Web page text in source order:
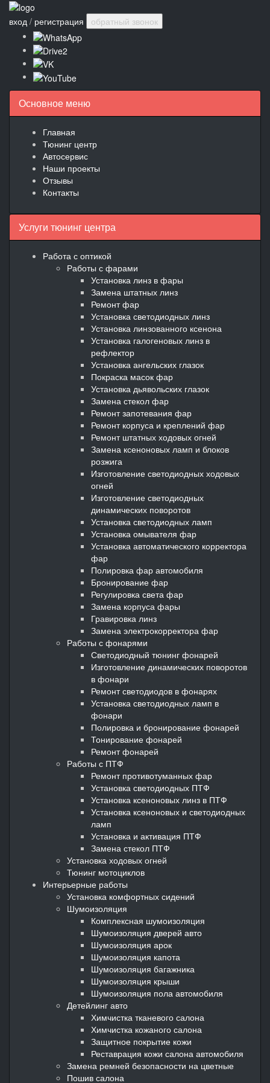
вход / регистрация обратный звонок
Основное меню
Главная
Тюнинг центр
Автосервис
Наши проекты
Отзывы
Контакты
Услуги тюнинг центра
Работа с оптикой
Работы с фарами
Установка линз в фары
Замена штатных линз
Ремонт фар
Установка светодиодных линз
Установка линзованного ксенона
Установка галогеновых линз в
рефлектор
Установка ангельских глазок
Покраска масок фар
Установка дьявольских глазок
Замена стекол фар
Ремонт запотевания фар
Ремонт корпуса и креплений фар
Ремонт штатных ходовых огней
Замена ксеноновых ламп и блоков
розжига
Изготовление светодиодных ходовых
огней
Изготовление светодиодных
динамических поворотов
Установка светодиодных ламп
Установка омывателя фар
Установка автоматического корректора
фар
Полировка фар автомобиля
Бронирование фар
Регулировка света фар
Замена корпуса фары
Гравировка линз
Замена электрокорректора фар
Работы с фонарями
Светодиодный тюнинг фонарей
Изготовление динамических поворотов
в фонари
Ремонт светодиодов в фонарях
Установка светодиодных ламп в
фонари
Полировка и бронирование фонарей
Тонирование фонарей
Ремонт фонарей
Работы с ПТФ
Ремонт противотуманных фар
Установка светодиодных ПТФ
Установка ксеноновых линз в ПТФ
Установка ксеноновых и светодиодных
ламп
Установка и активация ПТФ
Замена стекол ПТФ
Установка ходовых огней
Тюнинг мотоциклов
Интерьерные работы
Установка комфортных сидений
Шумоизоляция
Комплексная шумоизоляция
Шумоизоляция дверей авто
Шумоизоляция арок
Шумоизоляция капота
Шумоизоляция багажника
Шумоизоляция крыши
Шумоизоляция пола автомобиля
Детейлинг авто
Химчистка тканевого салона
Химчистка кожаного салона
Защитное покрытие кожи
Реставрация кожи салона автомобиля
Замена ремней безопасности на цветные
Пошив салона